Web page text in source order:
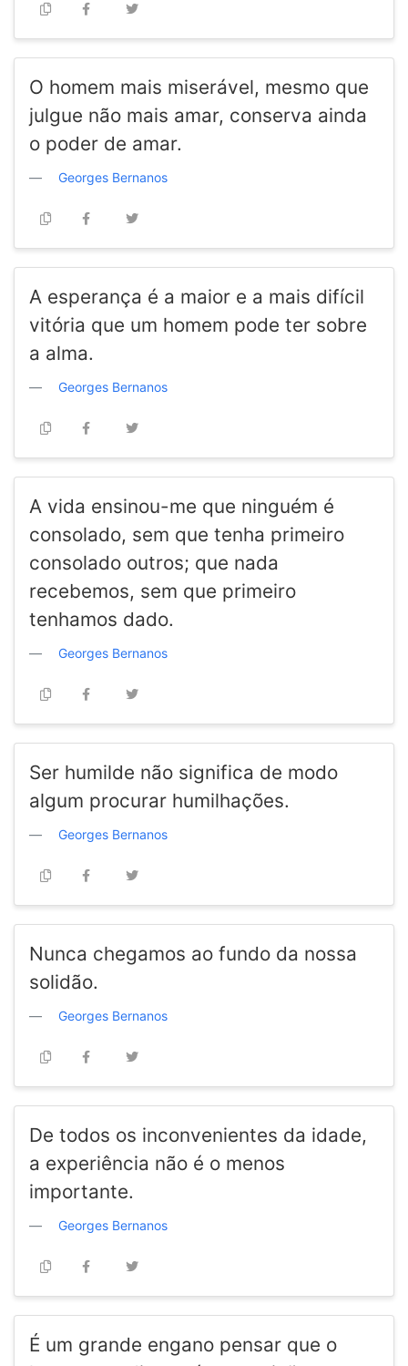
O homem mais miserável, mesmo que
julgue não mais amar, conserva ainda
o poder de amar.
Georges Bernanos
A esperança é a maior e a mais difícil
vitória que um homem pode ter sobre
a alma.
Georges Bernanos
A vida ensinou-me que ninguém é
consolado, sem que tenha primeiro
consolado outros; que nada
recebemos, sem que primeiro
tenhamos dado.
Georges Bernanos
Ser humilde não significa de modo
algum procurar humilhações.
Georges Bernanos
Nunca chegamos ao fundo da nossa
solidão.
Georges Bernanos
De todos os inconvenientes da idade,
a experiência não é o menos
importante.
Georges Bernanos
É um grande engano pensar que o